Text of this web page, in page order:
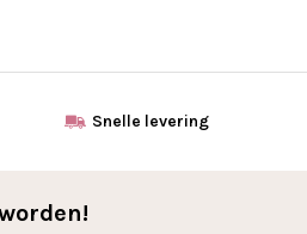
Snelle levering